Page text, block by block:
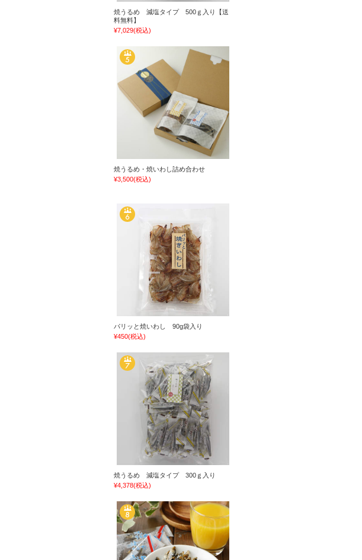
焼うるめ 減塩タイプ 500ｇ入り【送
料無料】
¥7,029(税込)
焼うるめ・焼いわし詰め合わせ
¥3,500(税込)
パリッと焼いわし 90g袋入り
¥450(税込)
焼うるめ 減塩タイプ 300ｇ入り
¥4,378(税込)